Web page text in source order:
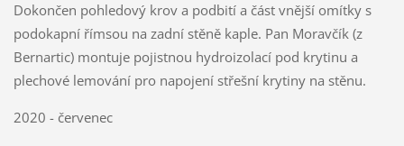
Dokončen pohledový krov a podbití a část vnější omítky s
podokapní římsou na zadní stěně kaple. Pan Moravčík (z
Bernartic) montuje pojistnou hydroizolací pod krytinu a
plechové lemování pro napojení střešní krytiny na stěnu.
2020 - červenec